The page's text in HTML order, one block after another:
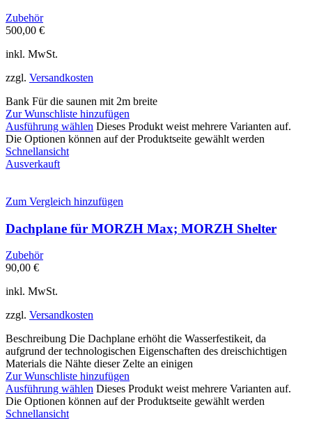
Zubehör
500,00 €
inkl. MwSt.
zzgl. Versandkosten
Bank Für die saunen mit 2m breite
Zur Wunschliste hinzufügen
Ausführung wählen Dieses Produkt weist mehrere Varianten auf.
Die Optionen können auf der Produktseite gewählt werden
Schnellansicht
Ausverkauft
Zum Vergleich hinzufügen
Dachplane für MORZH Max; MORZH Shelter
Zubehör
90,00 €
inkl. MwSt.
zzgl. Versandkosten
Beschreibung Die Dachplane erhöht die Wasserfestikeit, da
aufgrund der technologischen Eigenschaften des dreischichtigen
Materials die Nähte dieser Zelte an einigen
Zur Wunschliste hinzufügen
Ausführung wählen Dieses Produkt weist mehrere Varianten auf.
Die Optionen können auf der Produktseite gewählt werden
Schnellansicht